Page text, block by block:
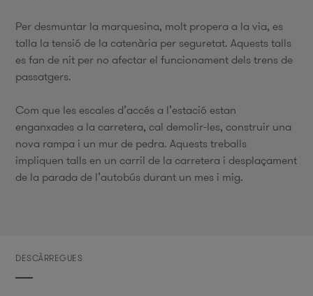
Per desmuntar la marquesina, molt propera a la via, es
talla la tensió de la catenària per seguretat. Aquests talls
es fan de nit per no afectar el funcionament dels trens de
passatgers.
Com que les escales d’accés a l’estació estan
enganxades a la carretera, cal demolir-les, construir una
nova rampa i un mur de pedra. Aquests treballs
impliquen talls en un carril de la carretera i desplaçament
de la parada de l’autobús durant un mes i mig.
DESCÀRREGUES